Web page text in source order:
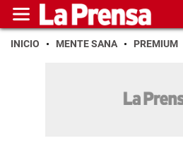
INICIO MENTE SANA PREMIUM